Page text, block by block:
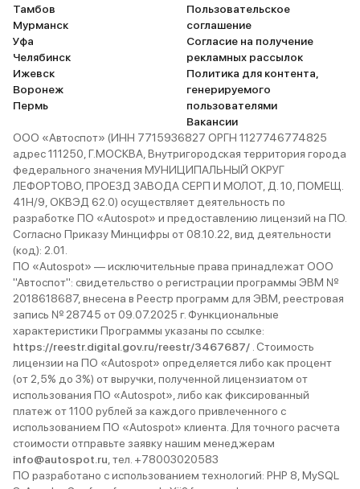
Тамбов
Мурманск
Уфа
Челябинск
Ижевск
Воронеж
Пермь
Пользовательское
соглашение
Согласие на получение
рекламных рассылок
Политика для контента,
генерируемого
пользователями
Вакансии
ООО «Автоспот» (ИНН 7715936827 ОРГН 1127746774825
адрес 111250, Г.МОСКВА, Внутригородская территория города
федерального значения МУНИЦИПАЛЬНЫЙ ОКРУГ
ЛЕФОРТОВО, ПРОЕЗД ЗАВОДА СЕРП И МОЛОТ, Д. 10, ПОМЕЩ.
41Н/9, ОКВЭД 62.0) осуществляет деятельность по
разработке ПО «Autospot» и предоставлению лицензий на ПО.
Согласно Приказу Минцифры от 08.10.22, вид деятельности
(код): 2.01.
ПО «Autospot» — исключительные права принадлежат ООО
"Автоспот": свидетельство о регистрации программы ЭВМ №
2018618687, внесена в Реестр программ для ЭВМ, реестровая
запись № 28745 от 09.07.2025 г. Функциональные
характеристики Программы указаны по ссылке:
https://reestr.digital.gov.ru/reestr/3467687/ . Стоимость
лицензии на ПО «Autospot» определяется либо как процент
(от 2,5% до 3%) от выручки, полученной лицензиатом от
использования ПО «Autospot», либо как фиксированный
платеж от 1100 рублей за каждого привлеченного с
использованием ПО «Autospot» клиента. Для точного расчета
стоимости отправьте заявку нашим менеджерам
info@autospot.ru , тел. +78003020583
ПО разработано с использованием технологий: PHP 8, MySQL